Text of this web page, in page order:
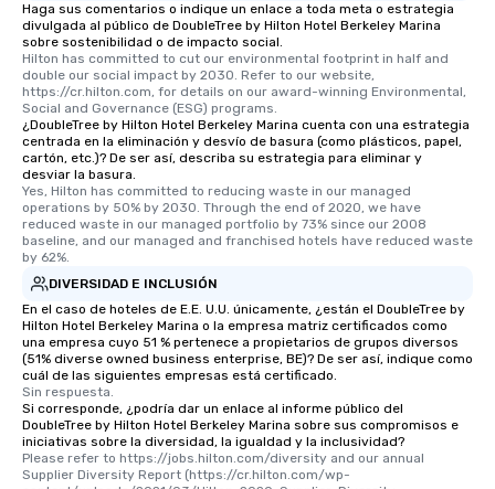
Haga sus comentarios o indique un enlace a toda meta o estrategia
divulgada al público de DoubleTree by Hilton Hotel Berkeley Marina
sobre sostenibilidad o de impacto social.
Hilton has committed to cut our environmental footprint in half and
double our social impact by 2030. Refer to our website,
https://cr.hilton.com, for details on our award-winning Environmental,
Social and Governance (ESG) programs.
¿DoubleTree by Hilton Hotel Berkeley Marina cuenta con una estrategia
centrada en la eliminación y desvío de basura (como plásticos, papel,
cartón, etc.)? De ser así, describa su estrategia para eliminar y
desviar la basura.
Yes, Hilton has committed to reducing waste in our managed
operations by 50% by 2030. Through the end of 2020, we have
reduced waste in our managed portfolio by 73% since our 2008
baseline, and our managed and franchised hotels have reduced waste
by 62%.
DIVERSIDAD E INCLUSIÓN
En el caso de hoteles de E.E. U.U. únicamente, ¿están el DoubleTree by
Hilton Hotel Berkeley Marina o la empresa matriz certificados como
una empresa cuyo 51 % pertenece a propietarios de grupos diversos
(51% diverse owned business enterprise, BE)? De ser así, indique como
cuál de las siguientes empresas está certificado.
Sin respuesta.
Si corresponde, ¿podría dar un enlace al informe público del
DoubleTree by Hilton Hotel Berkeley Marina sobre sus compromisos e
iniciativas sobre la diversidad, la igualdad y la inclusividad?
Please refer to https://jobs.hilton.com/diversity and our annual
Supplier Diversity Report (https://cr.hilton.com/wp-